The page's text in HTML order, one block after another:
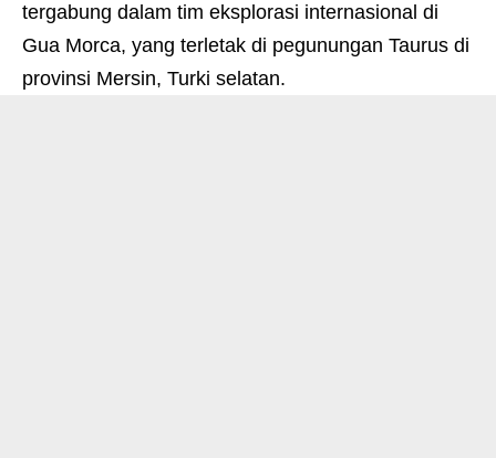
tergabung dalam tim eksplorasi internasional di
Gua Morca, yang terletak di pegunungan Taurus di
provinsi Mersin, Turki selatan.